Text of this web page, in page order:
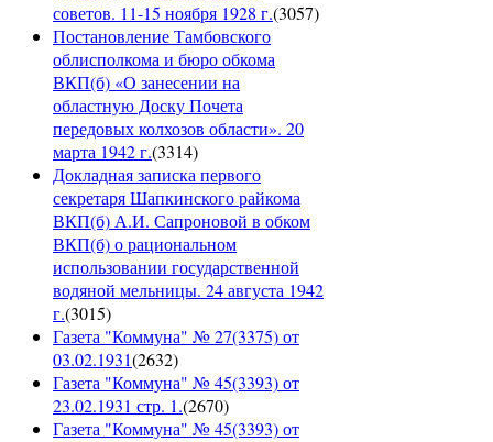
советов. 11-15 ноября 1928 г.(3057)
Постановление Тамбовского
облисполкома и бюро обкома
ВКП(б) «О занесении на
областную Доску Почета
передовых колхозов области». 20
марта 1942 г.(3314)
Докладная записка первого
секретаря Шапкинского райкома
ВКП(б) А.И. Сапроновой в обком
ВКП(б) о рациональном
использовании государственной
водяной мельницы. 24 августа 1942
г.(3015)
Газета "Коммуна" № 27(3375) от
03.02.1931(2632)
Газета "Коммуна" № 45(3393) от
23.02.1931 стр. 1.(2670)
Газета "Коммуна" № 45(3393) от